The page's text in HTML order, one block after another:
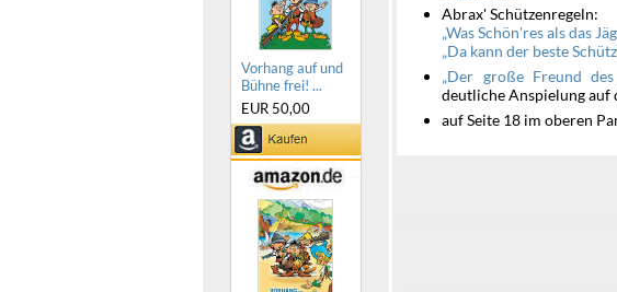
Vorhang auf und
Bühne frei! ...
EUR 50,00
Abrax' Schützenregeln:
Was Schön'res als das
Da kann der beste
Der große Freund des
deutliche Anspielung auf
auf Seite 18 im oberen